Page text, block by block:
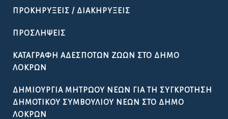
ΠΡΟΚΗΡΎΞΕΙΣ / ΔΙΑΚΗΡΎΞΕΙΣ
ΠΡΟΣΛΉΨΕΙΣ
ΚΑΤΑΓΡΑΦΉ ΑΔΈΣΠΟΤΩΝ ΖΏΩΝ ΣΤΟ ΔΉΜΟ
ΛΟΚΡΏΝ
ΔΗΜΙΟΥΡΓΊΑ ΜΗΤΡΏΟΥ ΝΈΩΝ ΓΙΑ ΤΗ ΣΥΓΚΡΌΤΗΣΗ
ΔΗΜΟΤΙΚΟΎ ΣΥΜΒΟΥΛΊΟΥ ΝΈΩΝ ΣΤΟ ΔΉΜΟ
ΛΟΚΡΏΝ